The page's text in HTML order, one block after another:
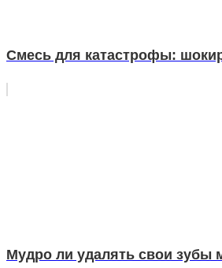
Смесь для катастрофы:
Мудро ли удалять свои зубы